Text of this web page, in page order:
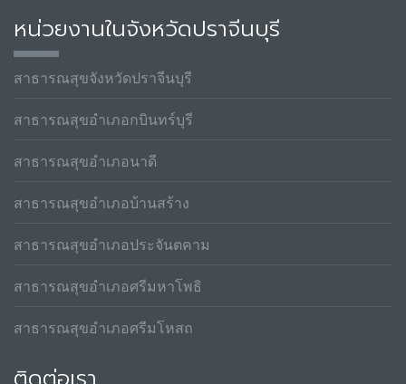
หน่วยงานในจังหวัดปราจีนบุรี
สาธารณสุขจังหวัดปราจีนบุรี
สาธารณสุขอำเภอกบินทร์บุรี
สาธารณสุขอำเภอนาดี
สาธารณสุขอำเภอบ้านสร้าง
สาธารณสุขอำเภอประจันตคาม
สาธารณสุขอำเภอศรีมหาโพธิ
สาธารณสุขอำเภอศรีมโหสถ